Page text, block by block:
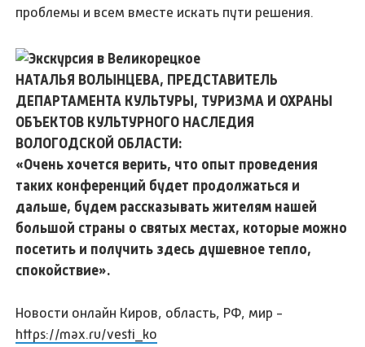
проблемы и всем вместе искать пути решения.
НАТАЛЬЯ ВОЛЫНЦЕВА, ПРЕДСТАВИТЕЛЬ
ДЕПАРТАМЕНТА КУЛЬТУРЫ, ТУРИЗМА И ОХРАНЫ
ОБЪЕКТОВ КУЛЬТУРНОГО НАСЛЕДИЯ
ВОЛОГОДСКОЙ ОБЛАСТИ:
«Очень хочется верить, что опыт проведения
таких конференций будет продолжаться и
дальше, будем рассказывать жителям нашей
большой страны о святых местах, которые можно
посетить и получить здесь душевное тепло,
спокойствие».
Новости онлайн Киров, область, РФ, мир -
https://max.ru/vesti_ko